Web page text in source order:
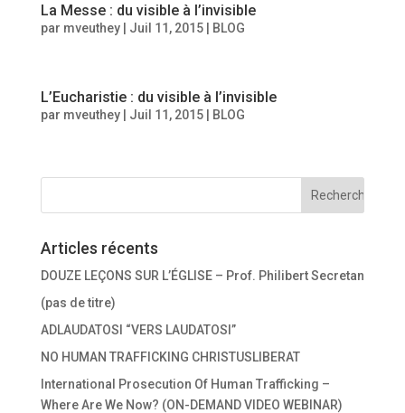
La Messe : du visible à l’invisible
par mveuthey| Juil 11, 2015| BLOG
L’Eucharistie : du visible à l’invisible
par mveuthey| Juil 11, 2015| BLOG
Articles récents
DOUZE LEÇONS SUR L’ÉGLISE – Prof. Philibert Secretan
(pas de titre)
ADLAUDATOSI “VERS LAUDATOSI”
NO HUMAN TRAFFICKING CHRISTUSLIBERAT
International Prosecution Of Human Trafficking –
Where Are We Now? (ON-DEMAND VIDEO WEBINAR)